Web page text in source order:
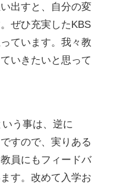
出すと、自分の変
ぜひ充実したKBS
ています。我々教
いきたいと思って
う事は、逆に
すので、実りある
員にもフィードバ
す。改めて入学お